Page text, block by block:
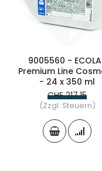
9005560 -
Premium Line
- 24 x 350 ml
CHF 217.15
(Zzgl. Steuern)